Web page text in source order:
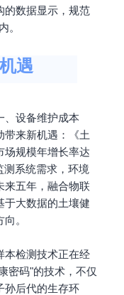
的数据显示，规范
。
遇
、设备维护成本
带来新机遇：《土
场规模年增长率达
测系统需求，环境
来五年，融合物联
于大数据的土壤健
。
本检测技术正在经
密码"的技术，不仅
孙后代的生存环